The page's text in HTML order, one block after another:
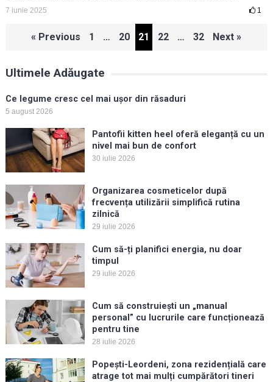
7 iunie 2025 1
Paginație« Previous 1 … 20 21 22 … 32 Next »
Ultimele Adăugate
Ce legume cresc cel mai ușor din răsaduri
5 august 2026
Pantofii kitten heel oferă eleganță cu un
nivel mai bun de confort
30 iulie 2026
Organizarea cosmeticelor după
frecvența utilizării simplifică rutina
zilnică
29 iulie 2026
Cum să-ți planifici energia, nu doar
timpul
29 iulie 2026
Cum să construiești un „manual
personal” cu lucrurile care funcționează
pentru tine
28 iulie 2026
Popești-Leordeni, zona rezidențială care
atrage tot mai mulți cumpărători tineri